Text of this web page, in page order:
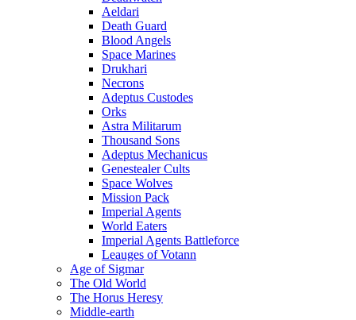
Aeldari
Death Guard
Blood Angels
Space Marines
Drukhari
Necrons
Adeptus Custodes
Orks
Astra Militarum
Thousand Sons
Adeptus Mechanicus
Genestealer Cults
Space Wolves
Mission Pack
Imperial Agents
World Eaters
Imperial Agents Battleforce
Leauges of Votann
Age of Sigmar
The Old World
The Horus Heresy
Middle-earth